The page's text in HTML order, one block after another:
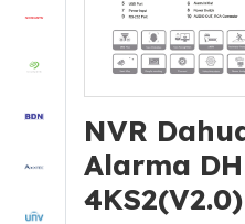
NVR
Alarma
4KS2(V2.0)